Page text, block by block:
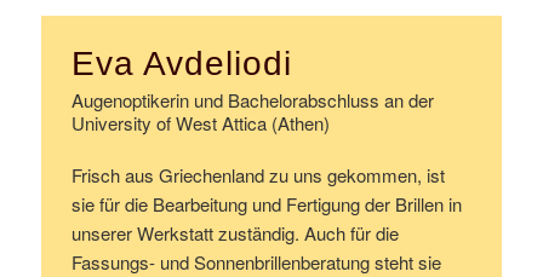
Eva Avdeliodi
Augenoptikerin und Bachelorabschluss an der
University of West Attica (Athen)
Frisch aus Griechenland zu uns gekommen, ist
sie für die Bearbeitung und Fertigung der Brillen in
unserer Werkstatt zuständig. Auch für die
Fassungs- und Sonnenbrillenberatung steht sie